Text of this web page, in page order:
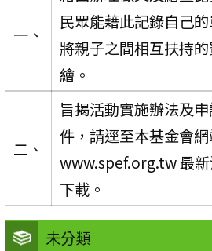
未分類
一、
民眾能藉此記錄自己
將親子之間相互扶持
繪。
二、
旨揭活動實施辦法及
件，請逕至本基金會
www.spef.org.tw 最
下載。